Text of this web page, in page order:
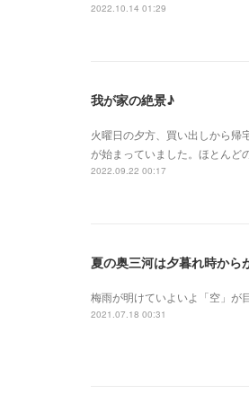
2022.10.14 01:29
我が家の絶景♪
火曜日の夕方、買い出しから帰
が始まっていました。ほとんど
2022.09.22 00:17
夏の奥三河は夕暮れ時から
梅雨が明けていよいよ「空」が
2021.07.18 00:31